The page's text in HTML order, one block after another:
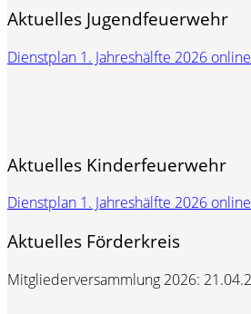
Aktuelles Jugendfeuerwehr
Dienstplan 1. Jahreshälfte 2026 online
Aktuelles Kinderfeuerwehr
Dienstplan 1. Jahreshälfte 2026 online
Aktuelles Förderkreis
Mitgliederversammlung 2026: